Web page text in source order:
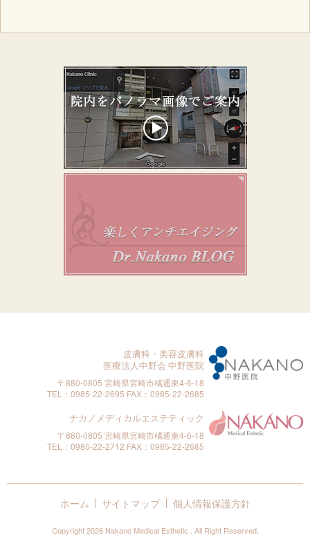
皮膚科・美容皮膚科
医療法人中野会 中野医院
〒880-0805 宮崎県宮崎市橘通東4-6-18
TEL：0985-22-2695 FAX：0985-22-2685
ナカノメディカルエステティック
〒880-0805 宮崎県宮崎市橘通東4-6-18
TEL：0985-22-2712 FAX：0985-22-2685
ホーム サイトマップ 個人情報保護方針
Copyright2026 Nakano Medical Esthetic . All Right Reserved.